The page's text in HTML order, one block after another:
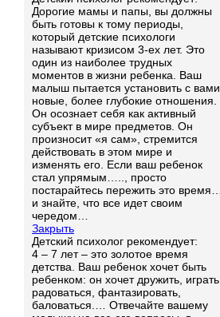
Дорогие мамы и папы, вы должны
быть готовы к тому периоды,
который детские психологи
называют кризисом 3-ех лет. Это
один из наиболее трудных
моментов в жизни ребенка. Ваш
малыш пытается установить с вами
новые, более глубокие отношения.
Он осознает себя как активный
субъект в мире предметов. Он
произносит «я сам», стремится
действовать в этом мире и
изменять его. Если ваш ребенок
стал упрямым….., просто
постарайтесь пережить это время…
и знайте, что все идет своим
чередом…
Закрыть
Детский психолог рекомендует:
4 – 7 лет – это золотое время
детства. Ваш ребенок хочет быть
ребенком: он хочет дружить, играть,
радоваться, фантазировать,
баловаться.… Отвечайте вашему